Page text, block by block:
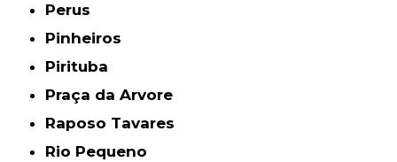
Perus
Pinheiros
Pirituba
Praça da Arvore
Raposo Tavares
Rio Pequeno